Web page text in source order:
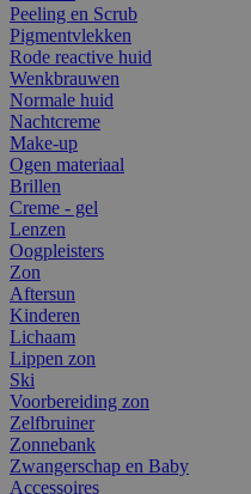
Peeling en Scrub
Pigmentvlekken
Rode reactive huid
Wenkbrauwen
Normale huid
Nachtcreme
Make-up
Ogen materiaal
Brillen
Creme - gel
Lenzen
Oogpleisters
Zon
Aftersun
Kinderen
Lichaam
Lippen zon
Ski
Voorbereiding zon
Zelfbruiner
Zonnebank
Zwangerschap en Baby
Accessoires